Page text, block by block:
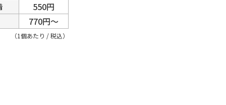
（1個あたり / 税込）
550円
770円～